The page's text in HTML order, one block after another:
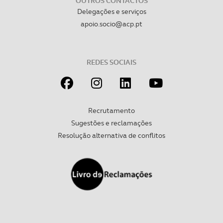
Delegações e serviços
apoio.socio@acp.pt
REDES SOCIAIS
Recrutamento
Sugestões e reclamações
Resolução alternativa de conflitos